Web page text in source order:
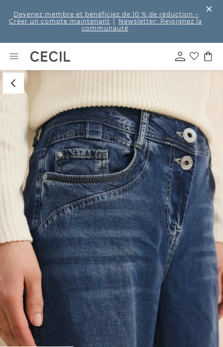
Devenez membre et bénéficiez de 10 % de réduction –
Créer un compte maintenant
Newsletter: Rejoignez la
communauté